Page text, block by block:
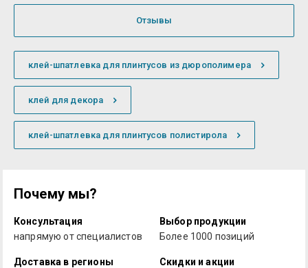
Отзывы
клей-шпатлевка для плинтусов из дюрополимера
клей для декора
клей-шпатлевка для плинтусов полистирола
Почему мы?
Консультация
напрямую от специалистов
Выбор продукции
Более 1000 позиций
Доставка в регионы
Скидки и акции